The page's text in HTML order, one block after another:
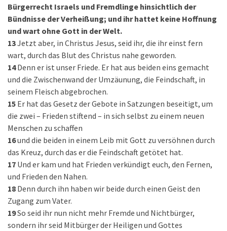
Bürgerrecht Israels und Fremdlinge hinsichtlich der
Bündnisse der Verheißung; und ihr hattet keine Hoffnung
und wart ohne Gott in der Welt.
13Jetzt aber, in Christus Jesus, seid ihr, die ihr einst fern
wart, durch das Blut des Christus nahe geworden.
14 Denn er ist unser Friede. Er hat aus beiden eins gemacht
und die Zwischenwand der Umzäunung, die Feindschaft, in
seinem Fleisch abgebrochen.
15 Er hat das Gesetz der Gebote in Satzungen beseitigt, um
die zwei – Frieden stiftend – in sich selbst zu einem neuen
Menschen zu schaffen
16und die beiden in einem Leib mit Gott zu versöhnen durch
das Kreuz, durch das er die Feindschaft getötet hat.
17 Und er kam und hat Frieden verkündigt euch, den Fernen,
und Frieden den Nahen.
18 Denn durch ihn haben wir beide durch einen Geist den
Zugang zum Vater.
19So seid ihr nun nicht mehr Fremde und Nichtbürger,
sondern ihr seid Mitbürger der Heiligen und Gottes